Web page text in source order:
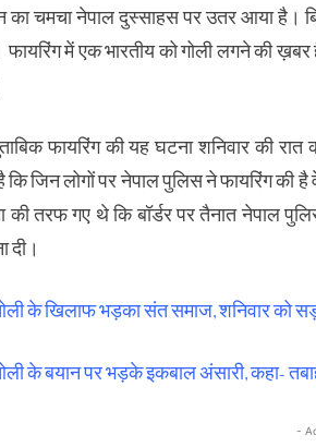
का चमचा नेपाल दुस्साहस पर उतर आया है।
फायरिंग में एक भारतीय को गोली लगने की
फायरिंग की यह घटना शनिवार की
है कि जिन लोगों पर नेपाल पुलिस ने फायरिंग
की तरफ गए थे कि बॉर्डर पर तैनात नेपाल
दी।
के खिलाफ भड़का संत समाज, शनिवार को
के बयान पर भड़के इकबाल अंसारी, कहा- तबाह
-